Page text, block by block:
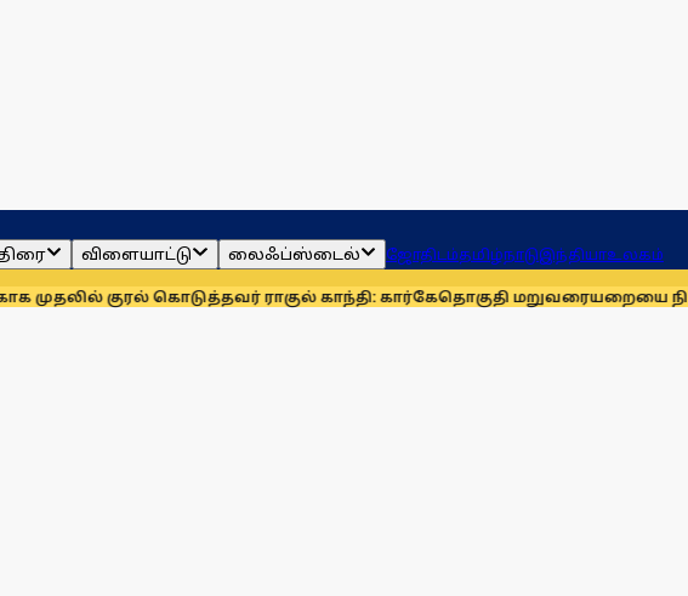
விளையாட்டு லைஃப்ஸ்டைல் ஜோதிடம்தமிழ்நாடுஇந்தியாஉலகம்
குரல் கொடுத்தவர் ராகுல் காந்தி: கார்கேதொகுதி மறுவரையறையை